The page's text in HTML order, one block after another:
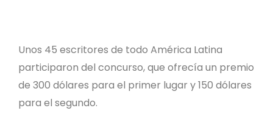
Unos 45 escritores de todo América Latina
participaron del concurso, que ofrecía un premio
de 300 dólares para el primer lugar y 150 dólares
para el segundo.